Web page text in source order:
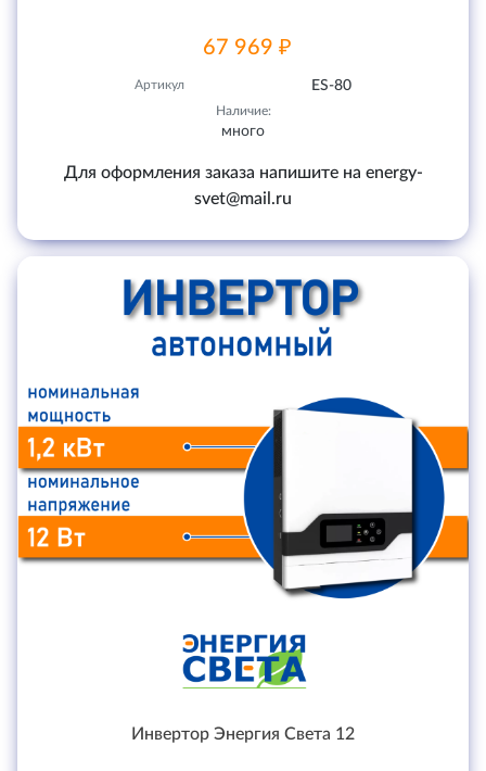
67 969 ₽
Артикул ES-80
Наличие:
много
Для оформления заказа напишите на energy-
svet@mail.ru
Инвертор Энергия Света 12